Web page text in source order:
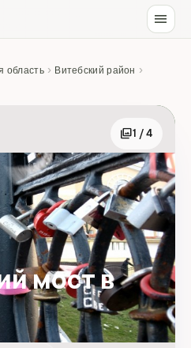
menu
область › Витебский район ›
photo_library1 / 4
мост в